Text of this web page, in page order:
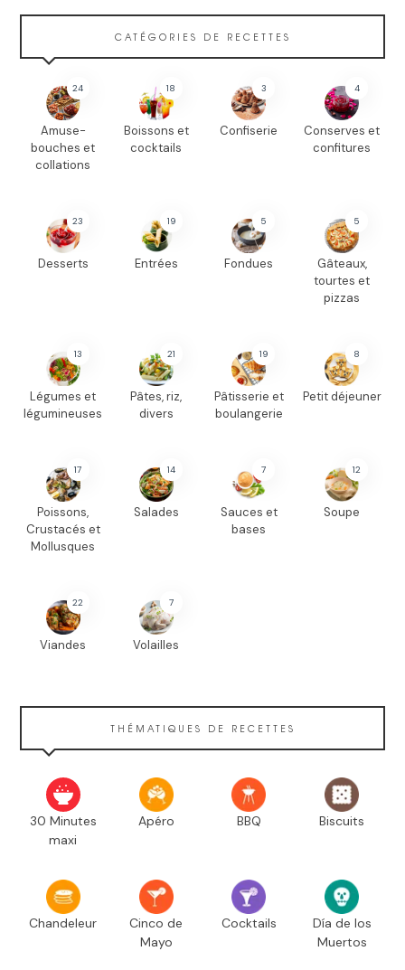
CATÉGORIES DE RECETTES
24
Amuse-
bouches et
collations
18
Boissons et
cocktails
3
Confiserie
4
Conserves et
confitures
23
Desserts
19
Entrées
5
Fondues
5
Gâteaux,
tourtes et
pizzas
13
Légumes et
légumineuses
21
Pâtes, riz,
divers
19
Pâtisserie et
boulangerie
8
Petit déjeuner
17
Poissons,
Crustacés et
Mollusques
14
Salades
7
Sauces et
bases
12
Soupe
22
Viandes
7
Volailles
THÉMATIQUES DE RECETTES
30 Minutes
maxi
Apéro BBQ Biscuits
Chandeleur
Cinco de
Mayo
Cocktails
Día de los
Muertos